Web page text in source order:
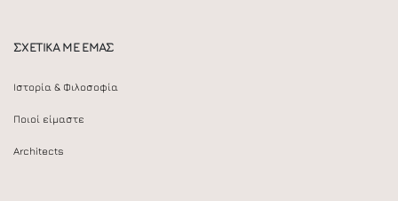
ΣΧΕΤΙΚΑ ΜΕ ΕΜΑΣ
Ιστορία & Φιλοσοφία
Ποιοί είμαστε
Architects